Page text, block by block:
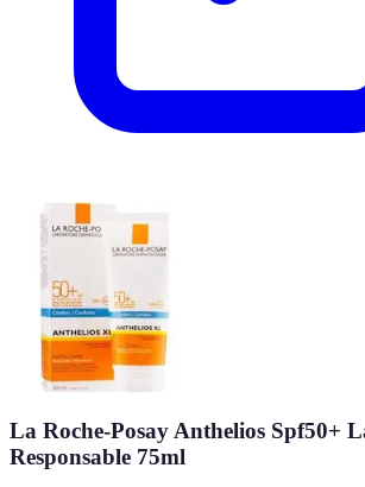
La Roche-Posay Anthelios Spf50+
Responsable 75ml